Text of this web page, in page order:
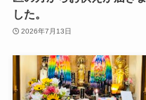
した。
2026年7月13日